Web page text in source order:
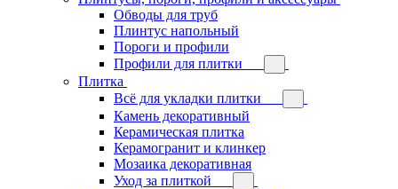
Обводы для труб
Плинтус напольный
Пороги и профили
Профили для плитки
Плитка
Всё для укладки плитки
Камень декоративный
Керамическая плитка
Керамогранит и клинкер
Мозаика декоративная
Уход за плиткой